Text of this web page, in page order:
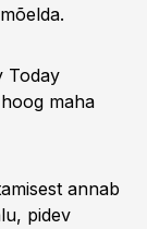
Today
maha
annab
pidev